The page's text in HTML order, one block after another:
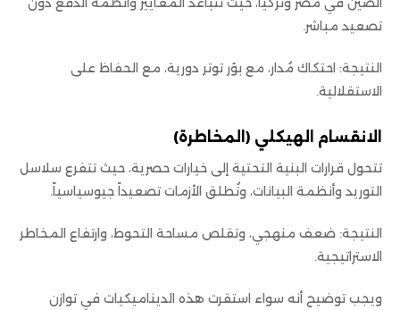
تصعيد مباشر.
النتيجة: احتكاك مُدار، مع بؤر توتر دورية، مع الحفاظ على
الاستقلالية.
الانقسام الهيكلي (المخاطرة)
تتحول قرارات البنية التحتية إلى خيارات حصرية، حيث تتفرع سلاسل
التوريد وأنظمة البيانات، وتُطلق الأزمات تصعيداً جيوسياسياً.
النتيجة: ضعف منهجي، وتقلص مساحة التحوط، وارتفاع المخاطر
الاستراتيجية.
ويجب توضيح أنه سواء استقرت هذه الديناميكيات في توازن